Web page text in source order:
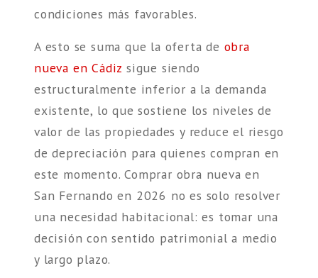
condiciones más favorables.
A esto se suma que la oferta de obra
nueva en Cádiz sigue siendo
estructuralmente inferior a la demanda
existente, lo que sostiene los niveles de
valor de las propiedades y reduce el riesgo
de depreciación para quienes compran en
este momento. Comprar obra nueva en
San Fernando en 2026 no es solo resolver
una necesidad habitacional: es tomar una
decisión con sentido patrimonial a medio
y largo plazo.